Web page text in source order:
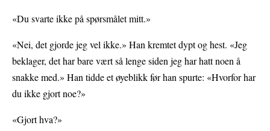
«Du svarte ikke på spørsmålet mitt.»
«Nei, det gjorde jeg vel ikke.» Han kremtet dypt og hest. «Jeg
beklager, det har bare vært så lenge siden jeg har hatt noen å
snakke med.» Han tidde et øyeblikk før han spurte: «Hvorfor har
du ikke gjort noe?»
«Gjort hva?»